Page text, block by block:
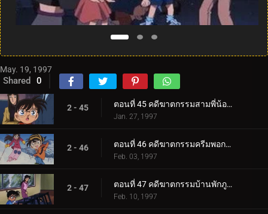
May. 19, 1997
Shared 0
2 - 45 ตอนที่ 45 คดีฆาตกรรมสามพี่น้องฮอตตะ
Jan. 27, 1997
2 - 46 ตอนที่ 46 คดีฆาตกรรมครีมพอกหน้า
Feb. 03, 1997
2 - 47 ตอนที่ 47 คดีฆาตกรรมบ้านพักภูเขาหิมะ
Feb. 10, 1997